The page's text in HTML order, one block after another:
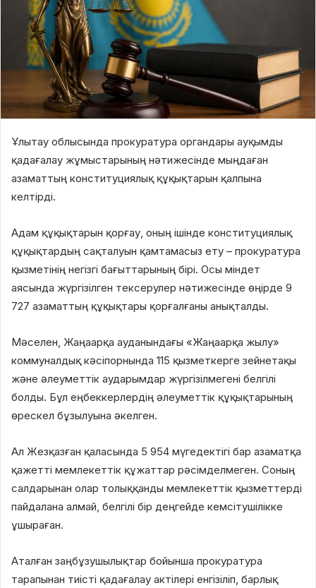
Ұлытау облысында прокуратура органдары ауқымды
қадағалау жұмыстарының нәтижесінде мыңдаған
азаматтың конституциялық құқықтарын қалпына
келтірді.
Адам құқықтарын қорғау, оның ішінде конституциялық
құқықтардың сақталуын қамтамасыз ету – прокуратура
қызметінің негізгі бағыттарының бірі. Осы міндет
аясында жүргізілген тексерулер нәтижесінде өңірде 9
727 азаматтың құқықтары қорғалғаны анықталды.
Мәселен, Жаңаарқа ауданындағы «Жаңаарқа жылу»
коммуналдық кәсіпорнында 115 қызметкерге зейнетақы
және әлеуметтік аударымдар жүргізілмегені белгілі
болды. Бұл еңбеккерлердің әлеуметтік құқықтарының
өрескел бұзылуына әкелген.
Ал Жезқазған қаласында 5 954 мүгедектігі бар азаматқа
қажетті мемлекеттік құжаттар рәсімделмеген. Соның
салдарынан олар толыққанды мемлекеттік қызметтерді
пайдалана алмай, белгілі бір деңгейде кемсітушілікке
ұшыраған.
Аталған заңбұзушылықтар бойынша прокуратура
тарапынан тиісті қадағалау актілері енгізіліп, барлық